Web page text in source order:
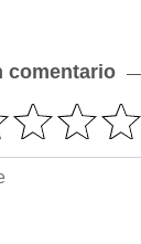
comentario